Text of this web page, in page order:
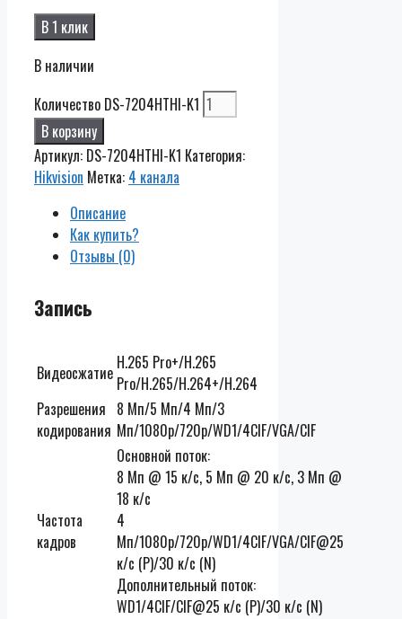
В 1 клик
В наличии
Количество DS-7204HTHI-K1
В корзину
Артикул: DS-7204HTHI-K1 Категория:
Hikvision Метка: 4 канала
Описание
Как купить?
Отзывы (0)
Запись
Видеосжатие H.265 Pro+/H.265
Pro/H.265/H.264+/H.264
Разрешения
кодирования
8 Мп/5 Мп/4 Мп/3
Мп/1080p/720p/WD1/4CIF/VGA/CIF
Частота
кадров
Основной поток:
8 Мп @ 15 к/с, 5 Мп @ 20 к/с, 3 Мп @
18 к/с
4
Мп/1080p/720p/WD1/4CIF/VGA/CIF@25
к/с (P)/30 к/с (N)
Дополнительный поток:
WD1/4CIF/CIF@25 к/с (P)/30 к/с (N)